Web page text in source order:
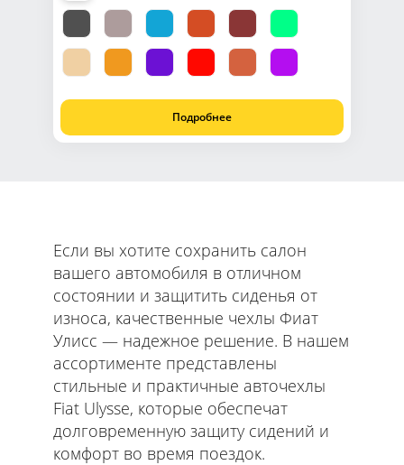
Подробнее
Если вы хотите сохранить салон
вашего автомобиля в отличном
состоянии и защитить сиденья от
износа, качественные чехлы Фиат
Улисс — надежное решение. В нашем
ассортименте представлены
стильные и практичные авточехлы
Fiat Ulysse, которые обеспечат
долговременную защиту сидений и
комфорт во время поездок.